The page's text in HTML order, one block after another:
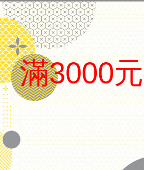
滿3000
.
日本 Platinum
品名
3776 世
筆尖
14K /EF/F/SF/
上墨方式
吸卡
備註
附吸墨器、